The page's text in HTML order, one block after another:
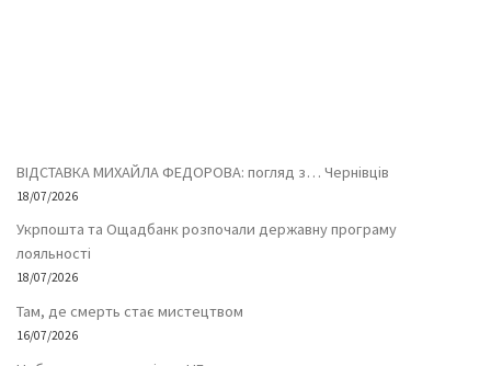
ВІДСТАВКА МИХАЙЛА ФЕДОРОВА: погляд з… Чернівців
18/07/2026
Укрпошта та Ощадбанк розпочали державну програму
лояльності
18/07/2026
Там, де смерть стає мистецтвом
16/07/2026